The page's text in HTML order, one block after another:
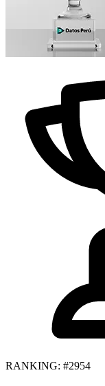
RANKING: #2954